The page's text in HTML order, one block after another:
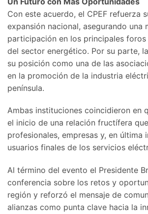
Con este acuerdo, el CPEF refuerza
expansión nacional, asegurando una
participación en los principales
del sector energético. Por su parte,
su posición como una de las
en la promoción de la industria
península.
Ambas instituciones coincidieron en
el inicio de una relación fructífera
profesionales, empresas y, en última
usuarios finales de los servicios
Al término del evento el Presidente
conferencia sobre los retos y
región y reforzó el mensaje de
alianzas como punta clave hacia la